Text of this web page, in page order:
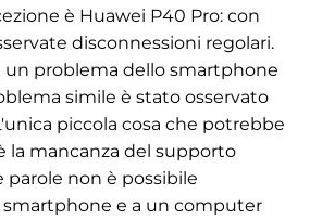
è Huawei P40 Pro: con
disconnessioni regolari.
un problema dello smartphone
simile è stato osservato
piccola cosa che potrebbe
la mancanza del supporto
non è possibile
e a un computer